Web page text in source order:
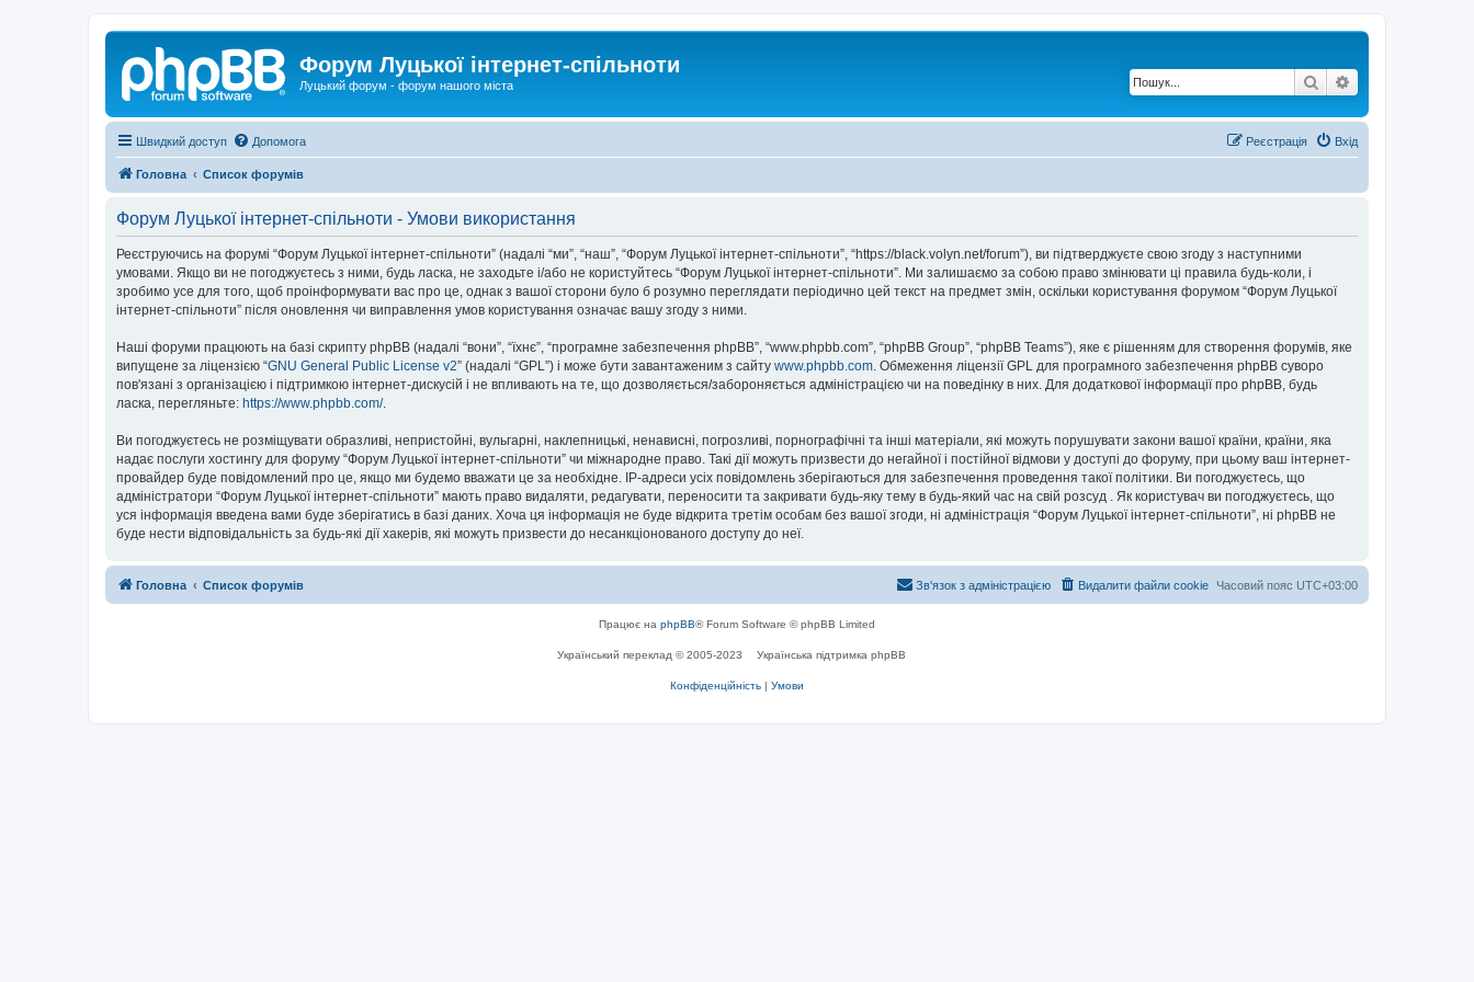
Форум Луцької інтернет-спільноти
Луцький форум - форум нашого міста Пошук
Швидкий доступ Допомога Вхід
Реєстрація
Головна Список форумів
Форум Луцької інтернет-спільноти - Умови використання
Реєструючись на форумі “Форум Луцької інтернет-спільноти” (надалі “ми”, “наш”, “Форум Луцької інтернет-спільноти”, “https://black.volyn.net/forum”), ви підтверджуєте свою згоду з наступними
умовами. Якщо ви не погоджуєтесь з ними, будь ласка, не заходьте і/або не користуйтесь “Форум Луцької інтернет-спільноти”. Ми залишаємо за собою право змінювати ці правила будь-коли, і
зробимо усе для того, щоб проінформувати вас про це, однак з вашої сторони було б розумно переглядати періодично цей текст на предмет змін, оскільки користування форумом “Форум Луцької
інтернет-спільноти” після оновлення чи виправлення умов користування означає вашу згоду з ними.
Наші форуми працюють на базі скрипту phpBB (надалі “вони”, “їхнє”, “програмне забезпечення phpBB”, “www.phpbb.com”, “phpBB Group”, “phpBB Teams”), яке є рішенням для створення форумів, яке
випущене за ліцензією “GNU General Public License v2” (надалі “GPL”) і може бути завантаженим з сайту www.phpbb.com . Обмеження ліцензії GPL для програмного забезпечення phpBB суворо
пов'язані з організацією і підтримкою інтернет-дискусій і не впливають на те, що дозволяється/забороняється адміністрацією чи на поведінку в них. Для додаткової інформації про phpBB, будь
ласка, перегляньте: https://www.phpbb.com/.
Ви погоджуєтесь не розміщувати образливі, непристойні, вульгарні, наклепницькі, ненависні, погрозливі, порнографічні та інші матеріали, які можуть порушувати закони вашої країни, країни, яка
надає послуги хостингу для форуму “Форум Луцької інтернет-спільноти” чи міжнародне право. Такі дії можуть призвести до негайної і постійної відмови у доступі до форуму, при цьому ваш інтернет-
провайдер буде повідомлений про це, якщо ми будемо вважати це за необхідне. IP-адреси усіх повідомлень зберігаються для забезпечення проведення такої політики. Ви погоджуєтесь, що
адміністратори “Форум Луцької інтернет-спільноти” мають право видаляти, редагувати, переносити та закривати будь-яку тему в будь-який час на свій розсуд . Як користувач ви погоджуєтесь, що
уся інформація введена вами буде зберігатись в базі даних. Хоча ця інформація не буде відкрита третім особам без вашої згоди, ні адміністрація “Форум Луцької інтернет-спільноти”, ні phpBB не
буде нести відповідальність за будь-які дії хакерів, які можуть призвести до несанкціонованого доступу до неї.
Головна Список форумів Часовий пояс UTC+03:00
Видалити файли cookie
Зв'язок з адміністрацією
Працює на phpBB® Forum Software © phpBB Limited
Український переклад © 2005-2023 Українська підтримка phpBB
Конфіденційність | Умови